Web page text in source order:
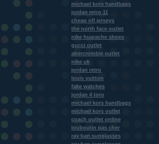
michael kors handbags
jordan retro 11
cheap nfl jerseys
the north face outlet
nike huarache shoes
gucci outlet
abercrombie outlet
nike uk
jordan retro
louis vuitton
fake watches
jordan 4 toro
michael kors handbags
michael kors outlet
coach outlet online
louboutin pas cher
ray ban sunglasses